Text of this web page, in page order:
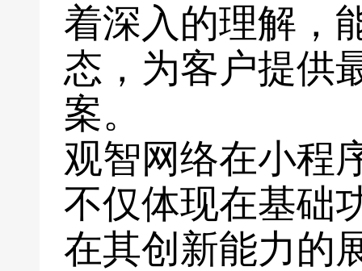
着深入的理解，
态，为客户提供
案。
观智网络在小程
不仅体现在基础
在其创新能力的